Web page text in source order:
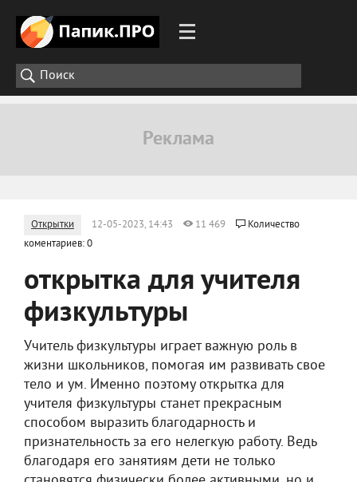
Открытки 12-05-2023, 14:43 11 469
Количество
коментариев: 0
открытка для учителя
физкультуры
Учитель физкультуры играет важную роль в
жизни школьников, помогая им развивать свое
тело и ум. Именно поэтому открытка для
учителя физкультуры станет прекрасным
способом выразить благодарность и
признательность за его нелегкую работу. Ведь
благодаря его занятиям дети не только